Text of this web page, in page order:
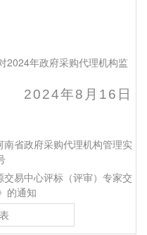
2024年政府采购代理机构监
2024年8月16日
省政府采购代理机构管理实
易中心评标（评审）专家交
的通知